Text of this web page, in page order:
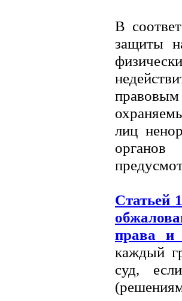
В
защиты
лиц
Статьей
права и
каждый
суд,